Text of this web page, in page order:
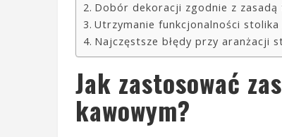
Dobór dekoracji zgodnie z zasadą
Utrzymanie funkcjonalności
Najczęstsze błędy przy aranżacji
Jak zastosować
kawowym?